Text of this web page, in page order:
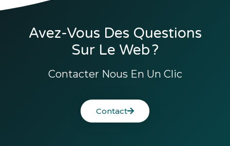
Avez-Vous Des Questions
Sur Le Web ?
Contacter Nous En Un Clic
Contact